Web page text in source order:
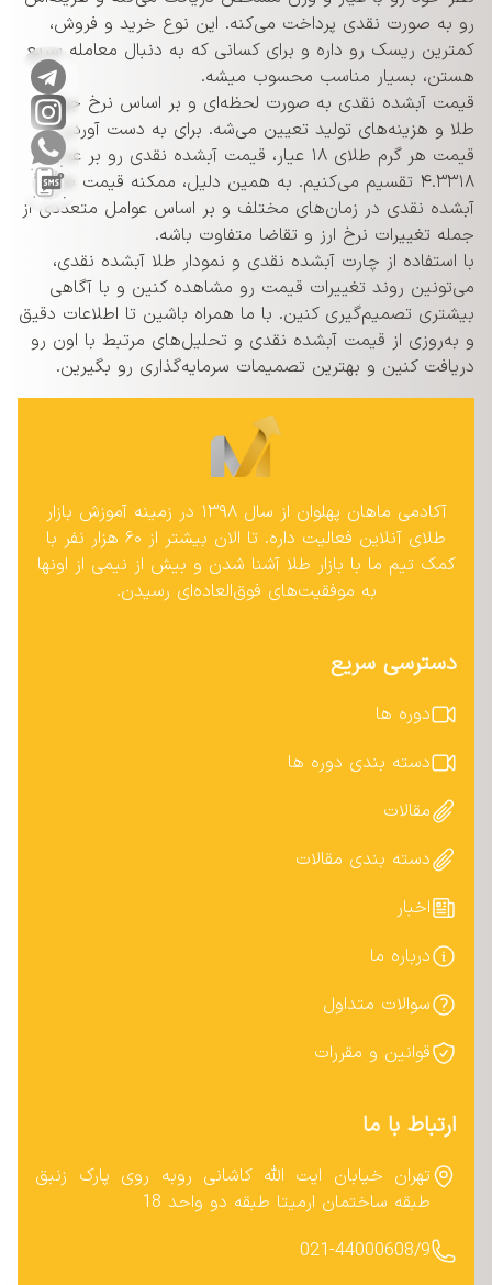
رو به صورت نقدی پرداخت می‌کنه. این نوع خرید و فروش،
کمترین ریسک رو داره و برای کسانی که به دنبال معامله سریع
هستن، بسیار مناسب محسوب میشه.
قیمت آبشده نقدی به صورت لحظه‌ای و بر اساس نرخ جهانی
طلا و هزینه‌های تولید تعیین می‌شه. برای به دست آوردن
قیمت هر گرم طلای ۱۸ عیار، قیمت آبشده نقدی رو بر عدد
۴.۳۳۱۸ تقسیم می‌کنیم. به همین دلیل، ممکنه قیمت طلا
آبشده نقدی در زمان‌های مختلف و بر اساس عوامل متعددی از
جمله تغییرات نرخ ارز و تقاضا متفاوت باشه.
با استفاده از چارت آبشده نقدی و نمودار طلا آبشده نقدی،
می‌تونین روند تغییرات قیمت رو مشاهده کنین و با آگاهی
بیشتری تصمیم‌گیری کنین. با ما همراه باشین تا اطلاعات دقیق
و به‌روزی از قیمت آبشده نقدی و تحلیل‌های مرتبط با اون رو
دریافت کنین و بهترین تصمیمات سرمایه‌گذاری رو بگیرین.
آکادمی ماهان پهلوان از سال ۱۳۹۸ در زمینه آموزش بازار
طلای آنلاین فعالیت داره. تا الان بیشتر از ۶۰ هزار نفر با
کمک تیم ما با بازار طلا آشنا شدن و بیش از نیمی از اونها
به موفقیت‌های فوق‌العاده‌ای رسیدن.
دسترسی سریع
دوره ها
دسته بندی دوره ها
مقالات
دسته بندی مقالات
اخبار
درباره ما
سوالات متداول
قوانین و مقررات
ارتباط با ما
تهران خیابان ایت الله کاشانی روبه روی پارک زنبق
طبقه ساختمان ارمیتا طبقه دو واحد 18
021-44000608/9